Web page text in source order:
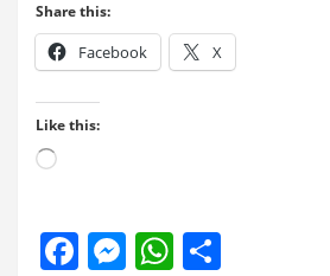
Share this:
Facebook X
Like this:
Loading…
F
M
W